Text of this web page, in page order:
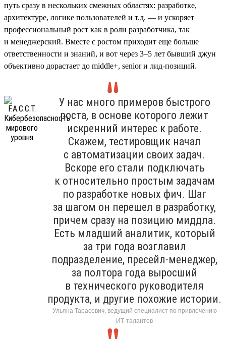
путь сразу в нескольких смежных областях: разработке,
архитектуре, логике пользователей и т.д. — и ускоряет
профессиональный рост как в роли разработчика, так
и менеджерский. Вместе с ростом приходит еще больше
ответственности и знаний, и вот через 3–5 лет бывший джун
объективно дорастает до middle+, senior и лид-позиций.
У нас много примеров быстрого
роста, в основе которого лежит
искренний интерес к работе.
Скажем, тестировщик начал
с автоматизации своих задач.
Вскоре его стали подключать
к относительно простым задачам
по разработке новых фич. Шаг
за шагом он перешел в разработку,
причем сразу на позицию миддла.
Есть младший аналитик, который
за три года возглавил
подразделение, пресейл-менеджер,
за полтора года выросший
в технического руководителя
продукта, и другие похожие истории.
Ульяна Тарасевич, ведущий специалист по привлечению
ИТ-талантов